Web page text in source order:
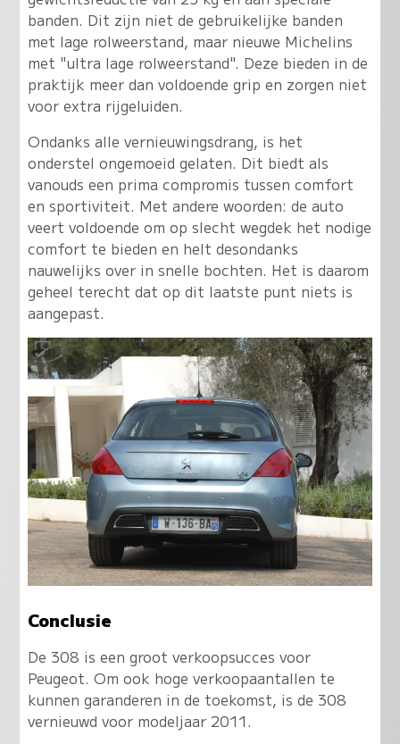
banden. Dit zijn niet de gebruikelijke banden
met lage rolweerstand, maar nieuwe Michelins
met "ultra lage rolweerstand". Deze bieden in de
praktijk meer dan voldoende grip en zorgen niet
voor extra rijgeluiden.
Ondanks alle vernieuwingsdrang, is het
onderstel ongemoeid gelaten. Dit biedt als
vanouds een prima compromis tussen comfort
en sportiviteit. Met andere woorden: de auto
veert voldoende om op slecht wegdek het nodige
comfort te bieden en helt desondanks
nauwelijks over in snelle bochten. Het is daarom
geheel terecht dat op dit laatste punt niets is
aangepast.
Conclusie
De 308 is een groot verkoopsucces voor
Peugeot. Om ook hoge verkoopaantallen te
kunnen garanderen in de toekomst, is de 308
vernieuwd voor modeljaar 2011.